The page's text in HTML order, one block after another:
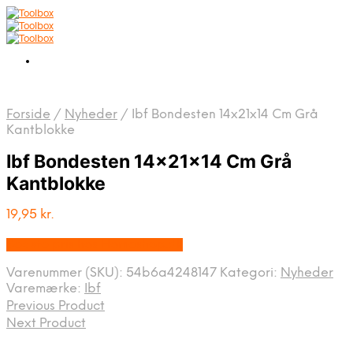
Forside / Nyheder / Ibf Bondesten 14x21x14 Cm Grå
Kantblokke
Ibf Bondesten 14x21x14 Cm Grå
Kantblokke
19,95 kr.
Varenummer (SKU): 54b6a4248147 Kategori: Nyheder
Varemærke: Ibf
Previous Product
Next Product